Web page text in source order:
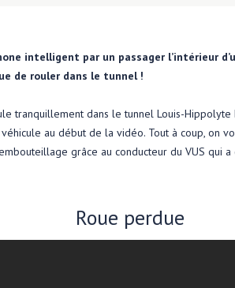
intelligent par un passager l’intérieur
de rouler dans le tunnel !
tranquillement dans le tunnel Louis-
au début de la vidéo. Tout à coup, on
grâce au conducteur du VUS qui a
Roue perdue